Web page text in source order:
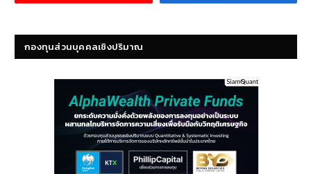
กองทุนส่วนบุคคลเชิงปริมาณ